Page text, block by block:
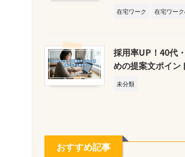
在宅ワーク 在宅ワー
採用率UP！40代
めの提案文ポイン
未分類
おすすめ記事